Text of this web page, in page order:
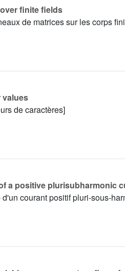
finite fields
de matrices sur les corps
values
de caractères]
a positive plurisubharmonic
courant positif pluri-sous-